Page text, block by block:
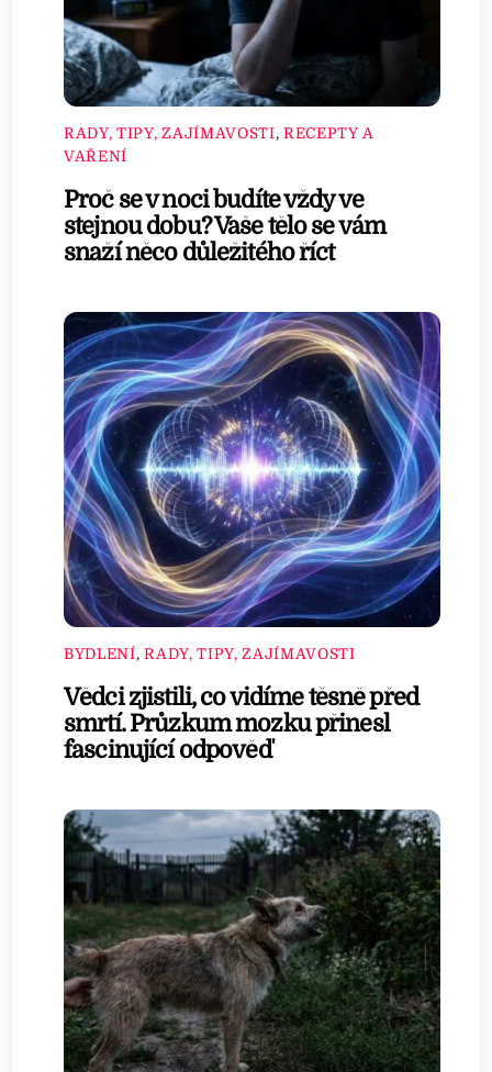
RADY, TIPY, ZAJÍMAVOSTI, RECEPTY A
VAŘENÍ
Proč se v noci budíte vždy ve
stejnou dobu? Vaše tělo se vám
snaží něco důležitého říct
BYDLENÍ,RADY, TIPY, ZAJÍMAVOSTI
Vědci zjistili, co vidíme těsně před
smrtí. Průzkum mozku přinesl
fascinující odpověď